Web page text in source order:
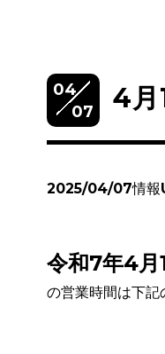
04
07
4月
2025/04/07情報
令和7年4月
の営業時間は下記